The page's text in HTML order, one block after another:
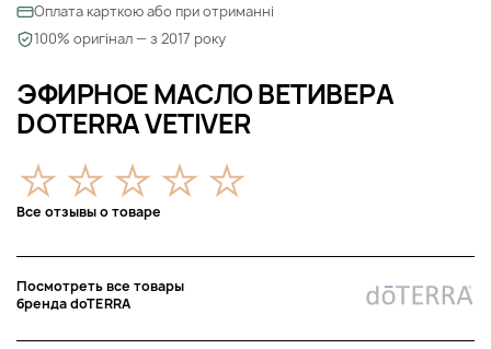
ЭФИРНОЕ МАСЛО ВЕТИВЕРА
DOTERRA VETIVER
Все отзывы о товаре
Посмотреть все товары
бренда doTERRA
Оплата карткою або при отриманні
100% оригінал — з 2017 року